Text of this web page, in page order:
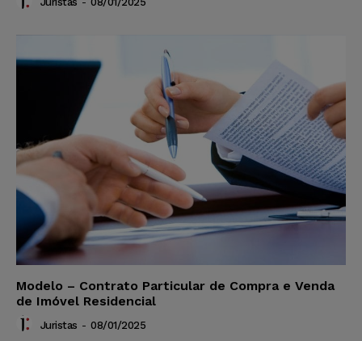
Modelo – Contrato Particular de Compra e Venda
de Imóvel Residencial
Juristas - 08/01/2025